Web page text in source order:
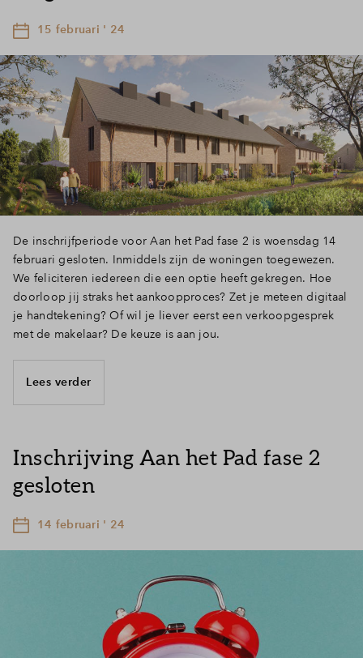
15 februari ' 24
De inschrijfperiode voor Aan het Pad fase 2 is woensdag 14
februari gesloten. Inmiddels zijn de woningen toegewezen.
We feliciteren iedereen die een optie heeft gekregen. Hoe
doorloop jij straks het aankoopproces? Zet je meteen digitaal
je handtekening? Of wil je liever eerst een verkoopgesprek
met de makelaar? De keuze is aan jou.
Lees verder
Inschrijving Aan het Pad fase 2
gesloten
14 februari ' 24